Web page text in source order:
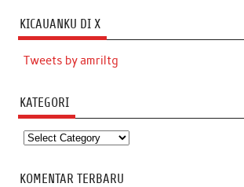
KICAUANKU DI X
Tweets by amriltg
KATEGORI
Kategori
KOMENTAR TERBARU